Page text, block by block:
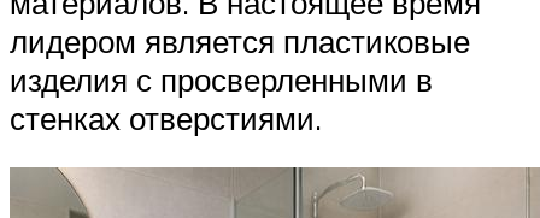
лидером является пластиковые
изделия с просверленными в
стенках отверстиями.